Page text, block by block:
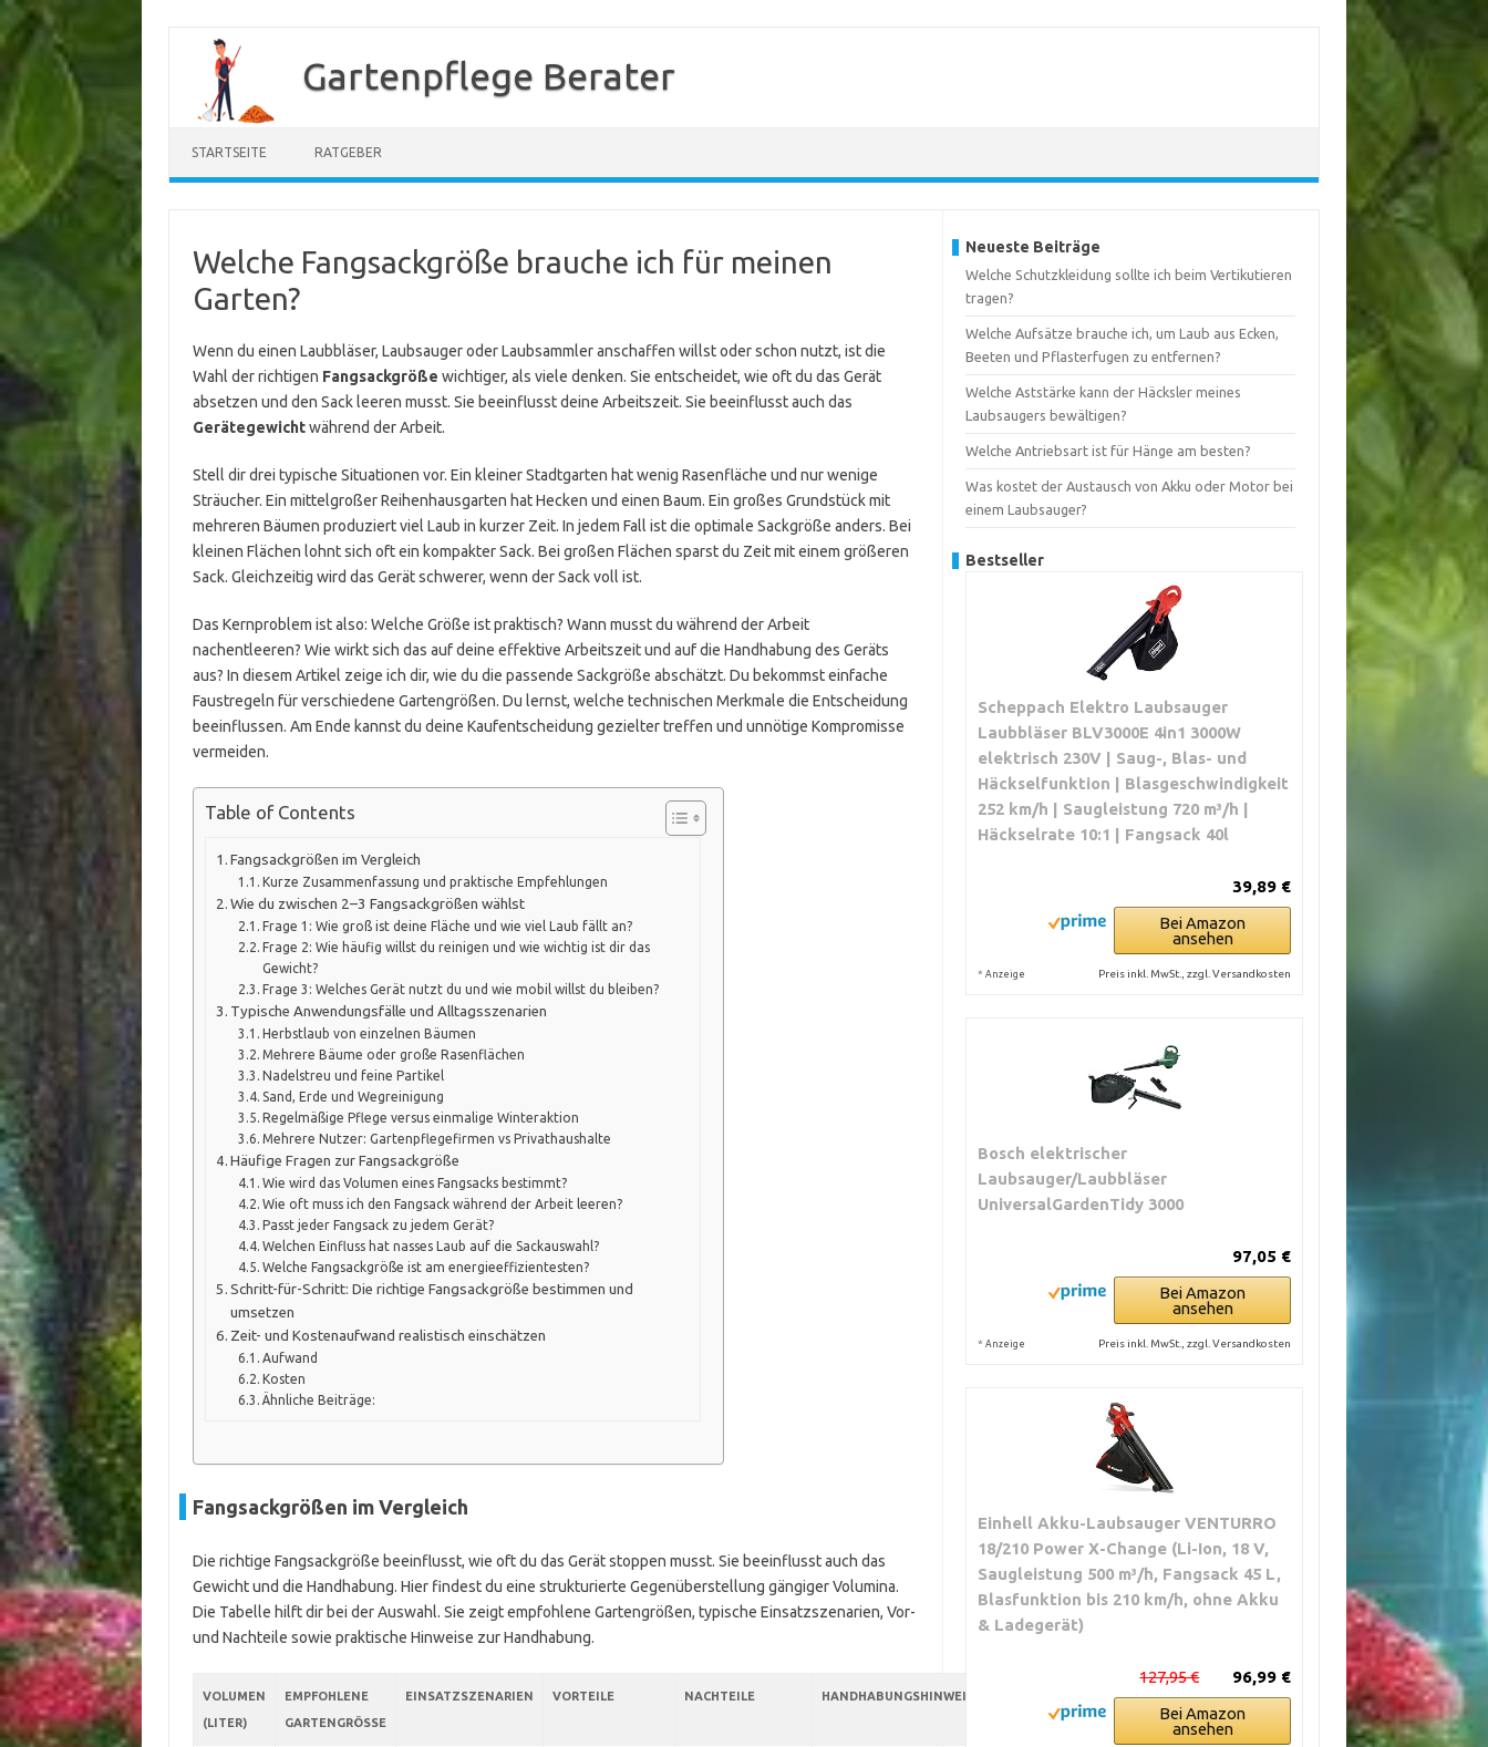
springen
Gartenpflege Berater
STARTSEITE RATGEBER
Welche Fangsackgröße brauche ich für meinen
Garten?
Wenn du einen Laubbläser, Laubsauger oder Laubsammler anschaffen willst oder schon nutzt, ist die
Wahl der richtigen Fangsackgröße wichtiger, als viele denken. Sie entscheidet, wie oft du das Gerät
absetzen und den Sack leeren musst. Sie beeinflusst deine Arbeitszeit. Sie beeinflusst auch das
Gerätegewichtwährend der Arbeit.
Stell dir drei typische Situationen vor. Ein kleiner Stadtgarten hat wenig Rasenfläche und nur wenige
Sträucher. Ein mittelgroßer Reihenhausgarten hat Hecken und einen Baum. Ein großes Grundstück mit
mehreren Bäumen produziert viel Laub in kurzer Zeit. In jedem Fall ist die optimale Sackgröße anders. Bei
kleinen Flächen lohnt sich oft ein kompakter Sack. Bei großen Flächen sparst du Zeit mit einem größeren
Sack. Gleichzeitig wird das Gerät schwerer, wenn der Sack voll ist.
Das Kernproblem ist also: Welche Größe ist praktisch? Wann musst du während der Arbeit
nachentleeren? Wie wirkt sich das auf deine effektive Arbeitszeit und auf die Handhabung des Geräts
aus? In diesem Artikel zeige ich dir, wie du die passende Sackgröße abschätzt. Du bekommst einfache
Faustregeln für verschiedene Gartengrößen. Du lernst, welche technischen Merkmale die Entscheidung
beeinflussen. Am Ende kannst du deine Kaufentscheidung gezielter treffen und unnötige Kompromisse
vermeiden.
Table of Contents
Fangsackgrößen im Vergleich
Kurze Zusammenfassung und praktische Empfehlungen
Wie du zwischen 2–3 Fangsackgrößen wählst
Frage 1: Wie groß ist deine Fläche und wie viel Laub fällt an?
Frage 2: Wie häufig willst du reinigen und wie wichtig ist dir das
Gewicht?
Frage 3: Welches Gerät nutzt du und wie mobil willst du bleiben?
Typische Anwendungsfälle und Alltagsszenarien
Herbstlaub von einzelnen Bäumen
Mehrere Bäume oder große Rasenflächen
Nadelstreu und feine Partikel
Sand, Erde und Wegreinigung
Regelmäßige Pflege versus einmalige Winteraktion
Mehrere Nutzer: Gartenpflegefirmen vs Privathaushalte
Häufige Fragen zur Fangsackgröße
Wie wird das Volumen eines Fangsacks bestimmt?
Wie oft muss ich den Fangsack während der Arbeit leeren?
Passt jeder Fangsack zu jedem Gerät?
Welchen Einfluss hat nasses Laub auf die Sackauswahl?
Welche Fangsackgröße ist am energieeffizientesten?
Schritt-für-Schritt: Die richtige Fangsackgröße bestimmen und
umsetzen
Zeit- und Kostenaufwand realistisch einschätzen
Aufwand
Kosten
Ähnliche Beiträge:
Fangsackgrößen im Vergleich
Die richtige Fangsackgröße beeinflusst, wie oft du das Gerät stoppen musst. Sie beeinflusst auch das
Gewicht und die Handhabung. Hier findest du eine strukturierte Gegenüberstellung gängiger Volumina.
Die Tabelle hilft dir bei der Auswahl. Sie zeigt empfohlene Gartengrößen, typische Einsatzszenarien, Vor-
und Nachteile sowie praktische Hinweise zur Handhabung.
VOLUMEN
(LITER)
EMPFOHLENE
GARTENGRÖSSE
EINSATZSZENARIEN VORTEILE NACHTEILE HANDHABUNGSHINWEISE
Neueste Beiträge
Welche Schutzkleidung sollte ich beim Vertikutieren
tragen?
Welche Aufsätze brauche ich, um Laub aus Ecken,
Beeten und Pflasterfugen zu entfernen?
Welche Aststärke kann der Häcksler meines
Laubsaugers bewältigen?
Welche Antriebsart ist für Hänge am besten?
Was kostet der Austausch von Akku oder Motor bei
einem Laubsauger?
Bestseller
Scheppach Elektro Laubsauger
Laubbläser BLV3000E 4in1 3000W
elektrisch 230V | Saug-, Blas- und
Häckselfunktion | Blasgeschwindigkeit
252 km/h | Saugleistung 720 m³/h |
Häckselrate 10:1 | Fangsack 40l
39,89 €
Bei Amazon
ansehen
* Anzeige Preis inkl. MwSt., zzgl. Versandkosten
Bosch elektrischer
Laubsauger/Laubbläser
UniversalGardenTidy 3000
97,05 €
Bei Amazon
ansehen
* Anzeige Preis inkl. MwSt., zzgl. Versandkosten
Einhell Akku-Laubsauger VENTURRO
18/210 Power X-Change (Li-Ion, 18 V,
Saugleistung 500 m³/h, Fangsack 45 L,
Blasfunktion bis 210 km/h, ohne Akku
& Ladegerät)
96,99 €
127,95 €
Bei Amazon
ansehen